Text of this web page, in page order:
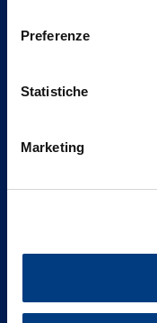
Preferenze
Statistiche
Marketing
20149 Milano
Governance
Investor Relations